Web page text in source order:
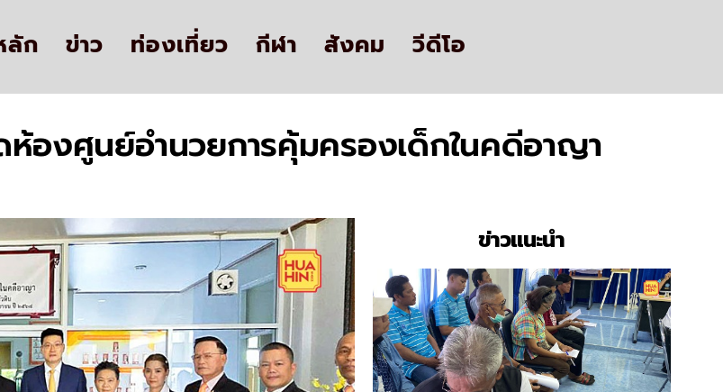
ลัก ข่าว ท่องเที่ยว กีฬา สังคม วีดีโอ
องศูนย์อำนวยการคุ้มครองเด็กในคดีอาญา
ข่าวแนะนำ